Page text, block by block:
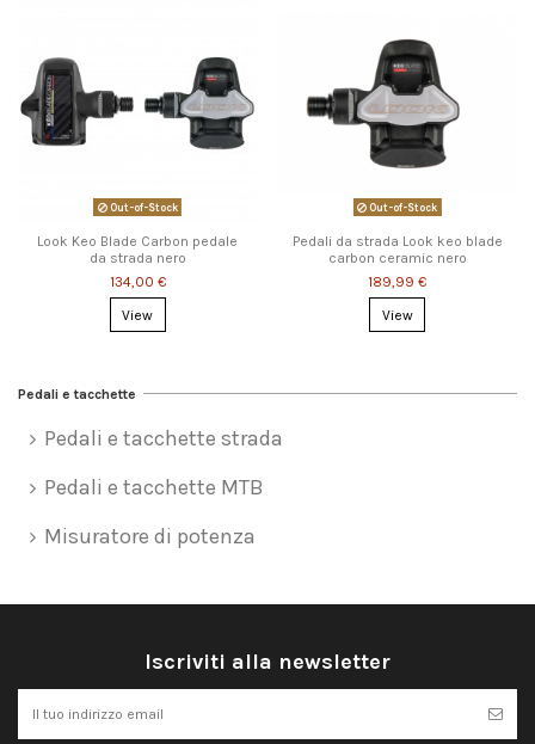
Out-of-Stock
Look Keo Blade Carbon pedale
da strada nero
134,00 €
View
Out-of-Stock
Pedali da strada Look keo blade
carbon ceramic nero
189,99 €
View
Pedali e tacchette
Pedali e tacchette strada
Pedali e tacchette MTB
Misuratore di potenza
Iscriviti alla newsletter